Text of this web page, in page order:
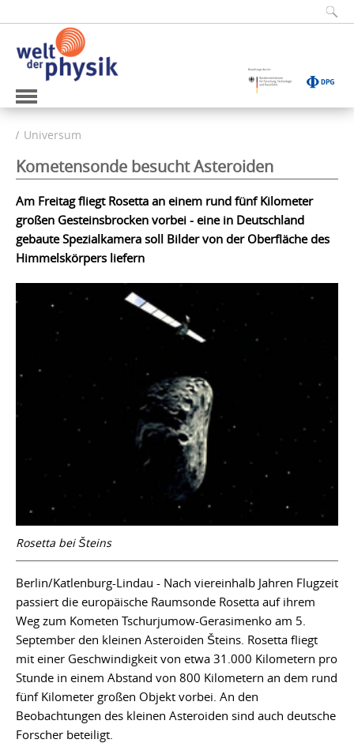
Universum
Kometensonde besucht Asteroiden
Am Freitag fliegt Rosetta an einem rund fünf Kilometer
großen Gesteinsbrocken vorbei - eine in Deutschland
gebaute Spezialkamera soll Bilder von der Oberfläche des
Himmelskörpers liefern
Rosetta bei Šteins
Berlin/Katlenburg-Lindau - Nach viereinhalb Jahren Flugzeit
passiert die europäische Raumsonde Rosetta auf ihrem
Weg zum Kometen Tschurjumow-Gerasimenko am 5.
September den kleinen Asteroiden Šteins. Rosetta fliegt
mit einer Geschwindigkeit von etwa 31.000 Kilometern pro
Stunde in einem Abstand von 800 Kilometern an dem rund
fünf Kilometer großen Objekt vorbei. An den
Beobachtungen des kleinen Asteroiden sind auch deutsche
Forscher beteiligt.